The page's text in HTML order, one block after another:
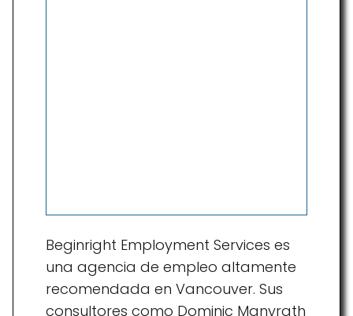
Beginright Employment Services es
una agencia de empleo altamente
recomendada en Vancouver. Sus
consultores como Dominic Manyrath